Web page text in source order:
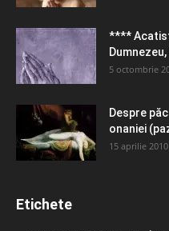
****
5 octombrie
Despre
onaniei
15 aprilie 2010
Etichete